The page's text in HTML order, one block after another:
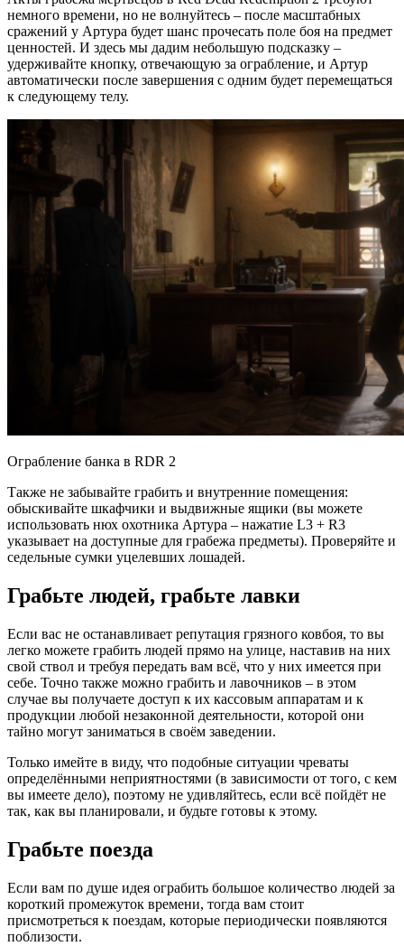
немного времени, но не волнуйтесь – после масштабных
сражений у Артура будет шанс прочесать поле боя на предмет
ценностей. И здесь мы дадим небольшую подсказку –
удерживайте кнопку, отвечающую за ограбление, и Артур
автоматически после завершения с одним будет перемещаться
к следующему телу.
Ограбление банка в RDR 2
Также не забывайте грабить и внутренние помещения:
обыскивайте шкафчики и выдвижные ящики (вы можете
использовать нюх охотника Артура – нажатие L3 + R3
указывает на доступные для грабежа предметы). Проверяйте и
седельные сумки уцелевших лошадей.
Грабьте людей, грабьте лавки
Если вас не останавливает репутация грязного ковбоя, то вы
легко можете грабить людей прямо на улице, наставив на них
свой ствол и требуя передать вам всё, что у них имеется при
себе. Точно также можно грабить и лавочников – в этом
случае вы получаете доступ к их кассовым аппаратам и к
продукции любой незаконной деятельности, которой они
тайно могут заниматься в своём заведении.
Только имейте в виду, что подобные ситуации чреваты
определёнными неприятностями (в зависимости от того, с кем
вы имеете дело), поэтому не удивляйтесь, если всё пойдёт не
так, как вы планировали, и будьте готовы к этому.
Грабьте поезда
Если вам по душе идея ограбить большое количество людей за
короткий промежуток времени, тогда вам стоит
присмотреться к поездам, которые периодически появляются
поблизости.